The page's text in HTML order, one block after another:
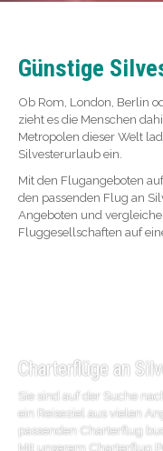
Günstige
Ob Rom, London, Berlin
zieht es die Menschen
Metropolen dieser Welt
Silvesterurlaub ein.
Mit den Flugangeboten
den passenden Flug an
Angeboten und
Fluggesellschaften auf
Charterflüge an
Sie sind auf der Suche
ein Reiseziel aus vielen
passenden Charterflug
Mit unserem Charterflug